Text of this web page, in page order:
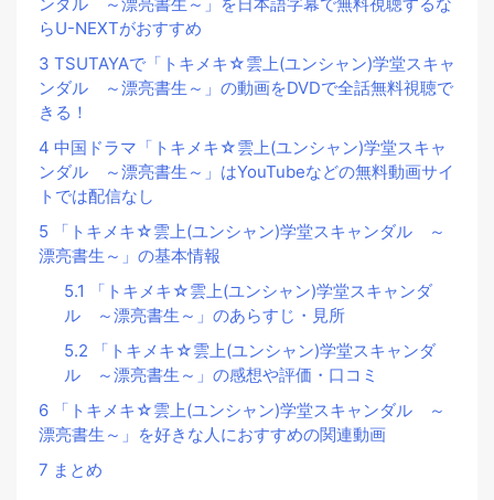
ンダル ～漂亮書生～」を日本語字幕で無料視聴するな
らU-NEXTがおすすめ
3 TSUTAYAで「トキメキ☆雲上(ユンシャン)学堂スキャ
ンダル ～漂亮書生～」の動画をDVDで全話無料視聴で
きる！
4 中国ドラマ「トキメキ☆雲上(ユンシャン)学堂スキャ
ンダル ～漂亮書生～」はYouTubeなどの無料動画サイ
トでは配信なし
5 「トキメキ☆雲上(ユンシャン)学堂スキャンダル ～
漂亮書生～」の基本情報
5.1 「トキメキ☆雲上(ユンシャン)学堂スキャンダ
ル ～漂亮書生～」のあらすじ・見所
5.2 「トキメキ☆雲上(ユンシャン)学堂スキャンダ
ル ～漂亮書生～」の感想や評価・口コミ
6 「トキメキ☆雲上(ユンシャン)学堂スキャンダル ～
漂亮書生～」を好きな人におすすめの関連動画
7 まとめ